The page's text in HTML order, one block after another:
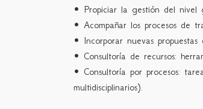
• Propiciar la gestión del nivel
• Acompañar los procesos de
• Incorporar nuevas
• Consultoría de recursos:
• Consultoría por procesos:
multidisciplinarios).